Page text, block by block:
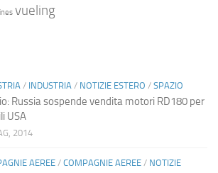
vueling
/ INDUSTRIA / NOTIZIE ESTERO / SPAZIO
Russia sospende vendita motori RD180 per
USA
2014
AEREE / COMPAGNIE AEREE / NOTIZIE